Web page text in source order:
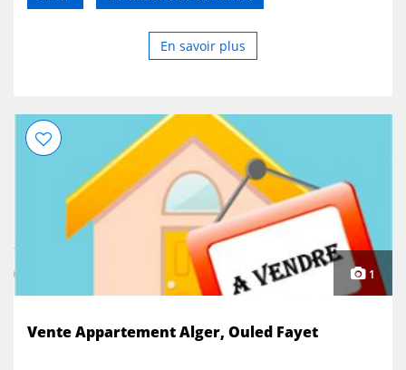
En savoir plus
1
Vente Appartement Alger, Ouled Fayet